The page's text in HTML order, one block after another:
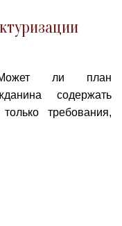
Может ли план
содержать
требования,